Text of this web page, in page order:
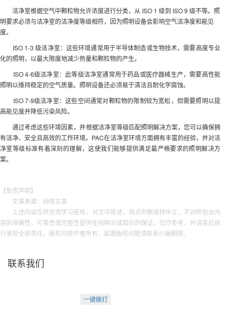
洁净室根据空气中颗粒物允许浓度进行分类，从 ISO 1 级到 ISO 9 级不等。照
明要求必须与洁净室的洁净度等级相符，因为照明设备会影响空气洁净度和能见
度。
ISO 1-3 级洁净室：这些环境通常用于半导体制造或生物技术，需要高度专业
化的照明，以最大限度地减少热量和颗粒物的产生。
ISO 4-6级洁净室：此等级洁净室通常用于药品或医疗器械生产，需要高性能
照明以维持稳定的空气质量。照明设备还必须易于清洁且耐化学腐蚀。
ISO 7-9级洁净室：这些空间通常对颗粒物的限制较为宽松，但需要照明以提
高能见度并降低污染风险。
通过考虑这些环境因素，并根据洁净室等级匹配照明解决方案，您可以确保拥
有洁净、安全且高效的工作环境。PAC在洁净室环境方面拥有丰富的经验，并对洁
净室等级标准有着深刻的理解，这使我们能够提供满足最严格要求的照明解决方
案。
【免责声明】
文章来源：网络文章
上述内容仅供交流学习使用，对文中陈述、观点判断保持中立，不对所包含内
容的准确性、可靠性或完整性提供任何明示或暗示的保证。仅作参考，并请各位自
行承担全部责任。版权归原作者所有，如遇版权问题请联系小编删除。
联系我们
一键拨打